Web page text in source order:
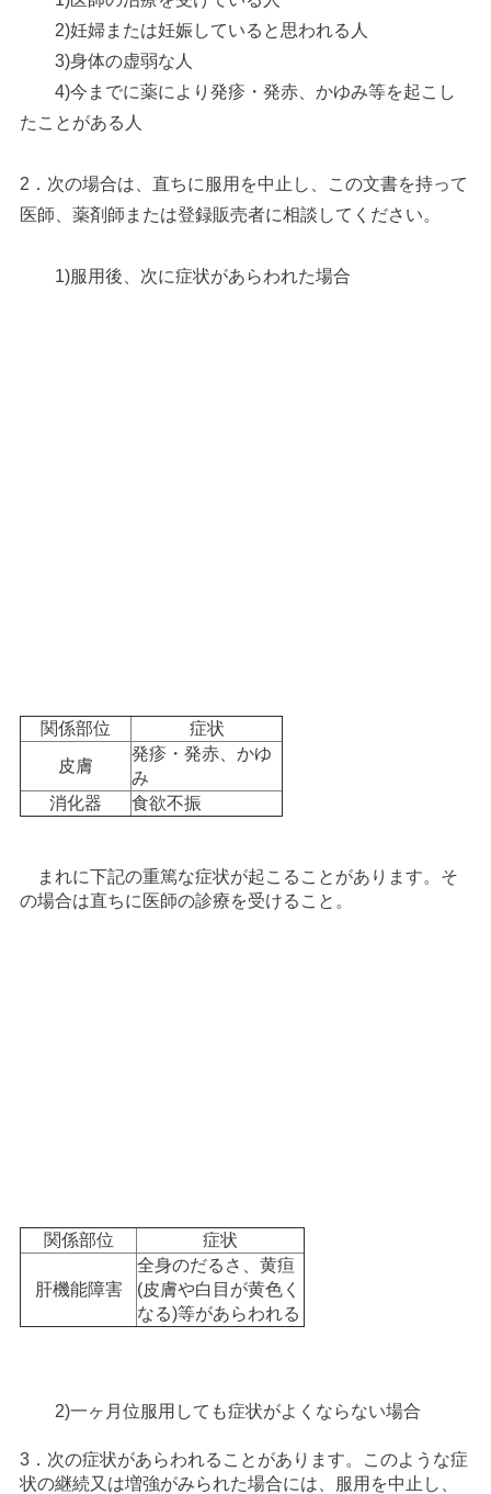
2)妊婦または妊娠していると思われる人
3)身体の虚弱な人
4)今までに薬により発疹・発赤、かゆみ等を起こし
たことがある人
2．次の場合は、直ちに服用を中止し、この文書を持って
医師、薬剤師または登録販売者に相談してください。
1)服用後、次に症状があらわれた場合
関係部位
症状
皮膚
発疹・発赤、かゆ
み
消化器
食欲不振
まれに下記の重篤な症状が起こることがあります。そ
の場合は直ちに医師の診療を受けること。
関係部位 症状
肝機能障害
全身のだるさ、黄疸
(皮膚や白目が黄色く
なる)等があらわれる
2)一ヶ月位服用しても症状がよくならない場合
3．次の症状があらわれることがあります。このような症
状の継続又は増強がみられた場合には、服用を中止し、